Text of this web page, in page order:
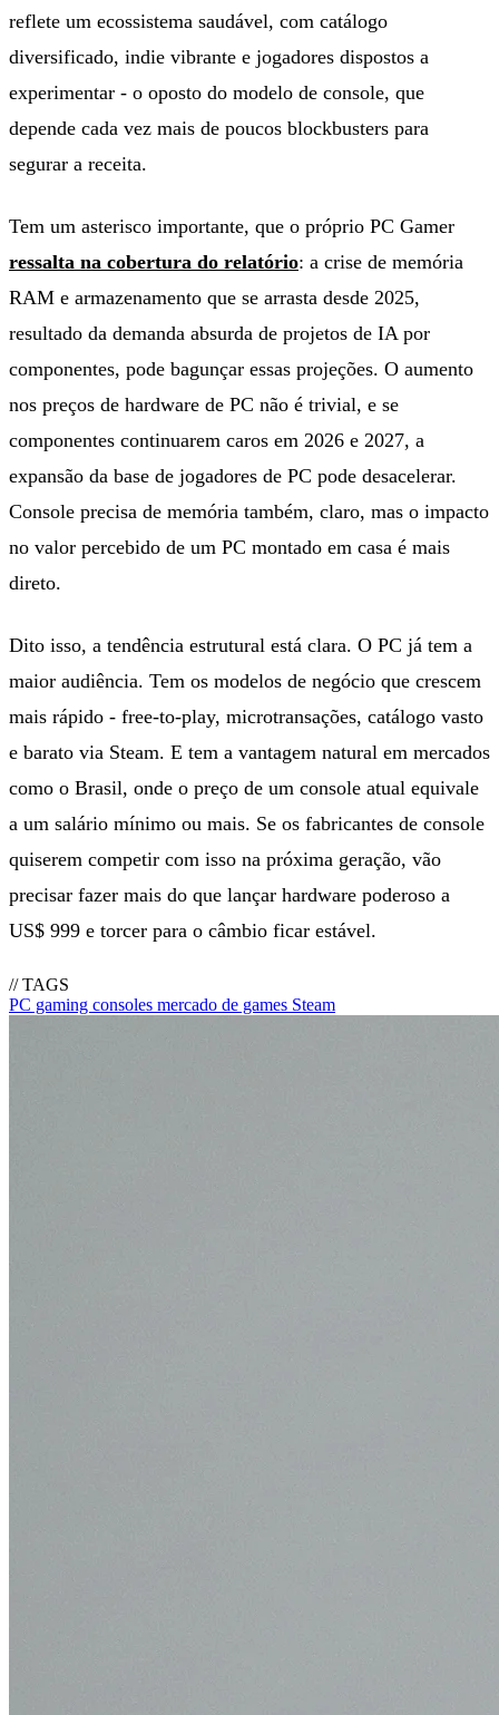
reflete um ecossistema saudável, com catálogo
diversificado, indie vibrante e jogadores dispostos a
experimentar - o oposto do modelo de console, que
depende cada vez mais de poucos blockbusters para
segurar a receita.
Tem um asterisco importante, que o próprio PC Gamer
ressalta na cobertura do relatório: a crise de memória
RAM e armazenamento que se arrasta desde 2025,
resultado da demanda absurda de projetos de IA por
componentes, pode bagunçar essas projeções. O aumento
nos preços de hardware de PC não é trivial, e se
componentes continuarem caros em 2026 e 2027, a
expansão da base de jogadores de PC pode desacelerar.
Console precisa de memória também, claro, mas o impacto
no valor percebido de um PC montado em casa é mais
direto.
Dito isso, a tendência estrutural está clara. O PC já tem a
maior audiência. Tem os modelos de negócio que crescem
mais rápido - free-to-play, microtransações, catálogo vasto
e barato via Steam. E tem a vantagem natural em mercados
como o Brasil, onde o preço de um console atual equivale
a um salário mínimo ou mais. Se os fabricantes de console
quiserem competir com isso na próxima geração, vão
precisar fazer mais do que lançar hardware poderoso a
US$ 999 e torcer para o câmbio ficar estável.
// TAGS
PC gaming consoles mercado de games Steam